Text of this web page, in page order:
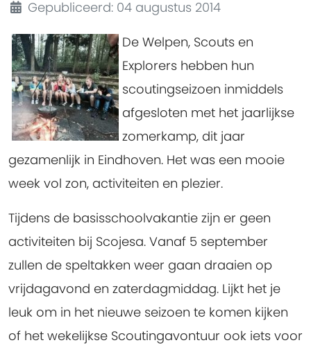
Gepubliceerd: 04 augustus 2014
De Welpen, Scouts en
Explorers hebben hun
scoutingseizoen inmiddels
afgesloten met het jaarlijkse
zomerkamp, dit jaar
gezamenlijk in Eindhoven. Het was een mooie
week vol zon, activiteiten en plezier.
Tijdens de basisschoolvakantie zijn er geen
activiteiten bij Scojesa. Vanaf 5 september
zullen de speltakken weer gaan draaien op
vrijdagavond en zaterdagmiddag. Lijkt het je
leuk om in het nieuwe seizoen te komen kijken
of het wekelijkse Scoutingavontuur ook iets voor